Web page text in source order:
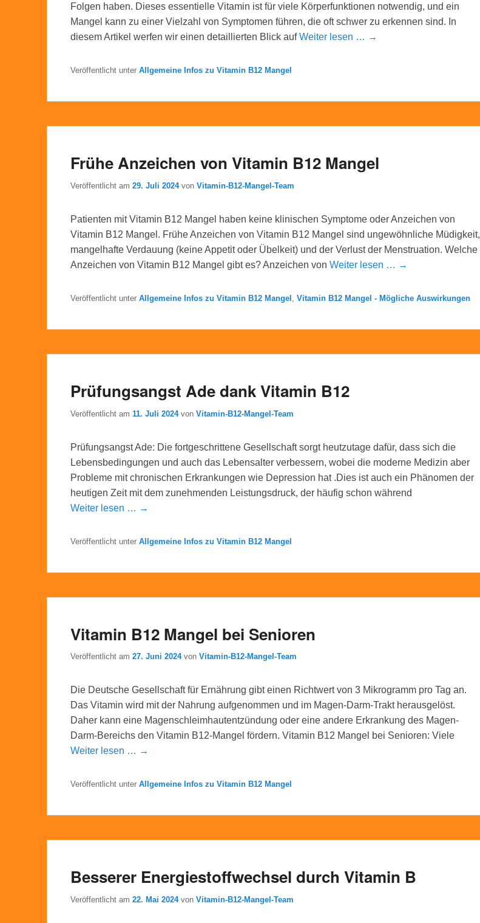
Folgen haben. Dieses essentielle Vitamin ist für viele Körperfunktionen notwendig, und ein
Mangel kann zu einer Vielzahl von Symptomen führen, die oft schwer zu erkennen sind. In
diesem Artikel werfen wir einen detaillierten Blick aufWeiter lesen … →
Veröffentlicht unter Allgemeine Infos zu Vitamin B12 Mangel
Frühe Anzeichen von Vitamin B12 Mangel
Veröffentlicht am 29. Juli 2024 von Vitamin-B12-Mangel-Team
Patienten mit Vitamin B12 Mangel haben keine klinischen Symptome oder Anzeichen von
Vitamin B12 Mangel. Frühe Anzeichen von Vitamin B12 Mangel sind ungewöhnliche Müdigkeit,
mangelhafte Verdauung (keine Appetit oder Übelkeit) und der Verlust der Menstruation. Welche
Anzeichen von Vitamin B12 Mangel gibt es? Anzeichen von Weiter lesen … →
Veröffentlicht unter Allgemeine Infos zu Vitamin B12 Mangel Vitamin B12 Mangel - Mögliche Auswirkungen
Prüfungsangst Ade dank Vitamin B12
Veröffentlicht am 11. Juli 2024 von Vitamin-B12-Mangel-Team
Prüfungsangst Ade: Die fortgeschrittene Gesellschaft sorgt heutzutage dafür, dass sich die
Lebensbedingungen und auch das Lebensalter verbessern, wobei die moderne Medizin aber
Probleme mit chronischen Erkrankungen wie Depression hat .Dies ist auch ein Phänomen der
heutigen Zeit mit dem zunehmenden Leistungsdruck, der häufig schon während
Weiter lesen … →
Veröffentlicht unter Allgemeine Infos zu Vitamin B12 Mangel
Vitamin B12 Mangel bei Senioren
Veröffentlicht am 27. Juni 2024 von Vitamin-B12-Mangel-Team
Die Deutsche Gesellschaft für Ernährung gibt einen Richtwert von 3 Mikrogramm pro Tag an.
Das Vitamin wird mit der Nahrung aufgenommen und im Magen-Darm-Trakt herausgelöst.
Daher kann eine Magenschleimhautentzündung oder eine andere Erkrankung des Magen-
Darm-Bereichs den Vitamin B12-Mangel fördern. Vitamin B12 Mangel bei Senioren: Viele
Weiter lesen … →
Veröffentlicht unter Allgemeine Infos zu Vitamin B12 Mangel
Besserer Energiestoffwechsel durch Vitamin B
Veröffentlicht am 22. Mai 2024 von Vitamin-B12-Mangel-Team